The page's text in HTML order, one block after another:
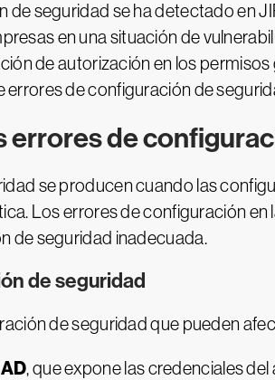
seguridad se ha detectado en
en una situación de
de autorización en los
de configuración de
errores de
se producen cuando las
Los errores de configuración
de seguridad inadecuada.
de seguridad
de seguridad que pueden
, que expone las credenciales